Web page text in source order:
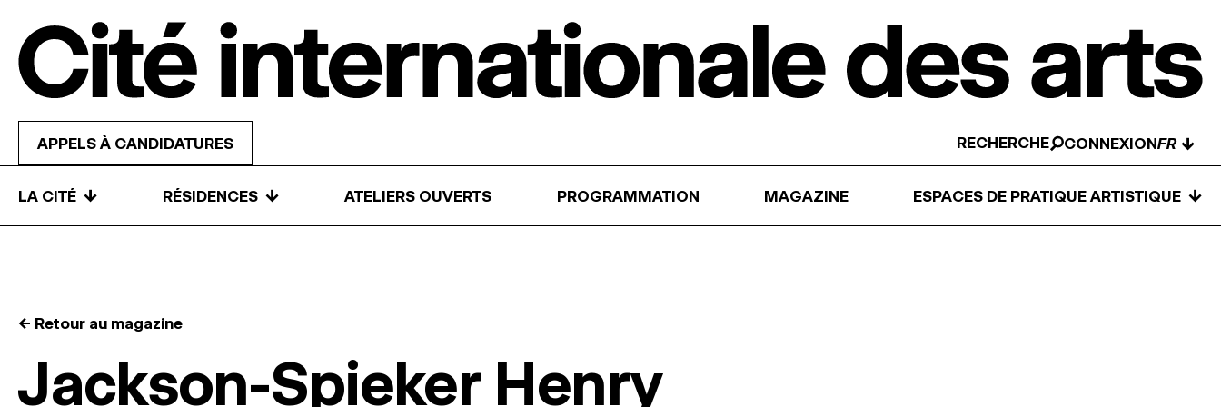
APPELS À CANDIDATURES RECHERCHE CONNEXION ↓
LA CITÉ ↓ RÉSIDENCES ↓ ATELIERS OUVERTS PROGRAMMATION MAGAZINE ESPACES DE PRATIQUE ARTISTIQUE ↓
← Retour au magazine
Jackson-Spieker Henry